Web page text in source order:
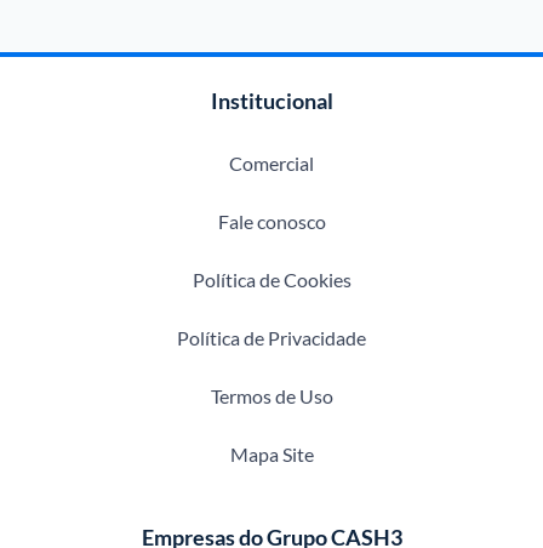
Institucional
Comercial
Fale conosco
Política de Cookies
Política de Privacidade
Termos de Uso
Mapa Site
Empresas do Grupo CASH3